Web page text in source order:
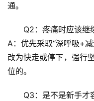
求
通。
Q2：疼痛时应该继
A： 优先采取“深呼吸+
改为快走或停下，强行
位的。
Q3：是不是新手才